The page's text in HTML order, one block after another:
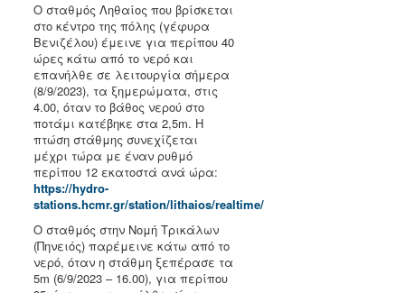
Ο σταθμός Ληθαίος που βρίσκεται
στο κέντρο της πόλης (γέφυρα
Βενιζέλου) έμεινε για περίπου 40
ώρες κάτω από το νερό και
επανήλθε σε λειτουργία σήμερα
(8/9/2023), τα ξημερώματα, στις
4.00, όταν το βάθος νερού στο
ποτάμι κατέβηκε στα 2,5m. Η
πτώση στάθμης συνεχίζεται
μέχρι τώρα με έναν ρυθμό
περίπου 12 εκατοστά ανά ώρα:
https://hydro-
stations.hcmr.gr/station/lithaios/realtime/
Ο σταθμός στην Νομή Τρικάλων
(Πηνειός) παρέμεινε κάτω από το
νερό, όταν η στάθμη ξεπέρασε τα
5m (6/9/2023 – 16.00), για περίπου